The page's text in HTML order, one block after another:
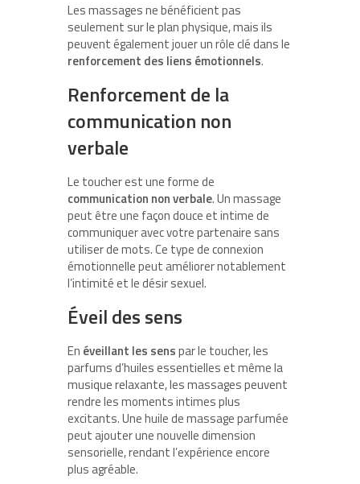
Les massages ne bénéficient pas
seulement sur le plan physique, mais ils
peuvent également jouer un rôle clé dans le
renforcement des liens émotionnels.
Renforcement de la
communication non
verbale
Le toucher est une forme de
communication non verbale. Un massage
peut être une façon douce et intime de
communiquer avec votre partenaire sans
utiliser de mots. Ce type de connexion
émotionnelle peut améliorer notablement
l’intimité et le désir sexuel.
Éveil des sens
En éveillant les senspar le toucher, les
parfums d’huiles essentielles et même la
musique relaxante, les massages peuvent
rendre les moments intimes plus
excitants. Une huile de massage parfumée
peut ajouter une nouvelle dimension
sensorielle, rendant l’expérience encore
plus agréable.